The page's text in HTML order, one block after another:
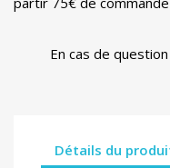
En cas de
Détails du